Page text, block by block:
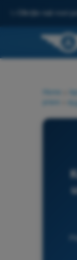
Otkrijte naš novi
Home
pravo